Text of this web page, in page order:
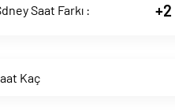
Saat Farkı : +2
Kaç